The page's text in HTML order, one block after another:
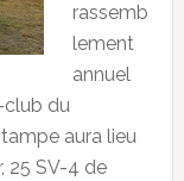
rassemb
lement
annuel
club du
aura lieu
25 SV-4 de